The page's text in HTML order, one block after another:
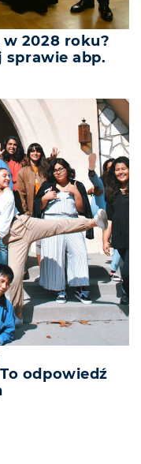
2028 roku?
sprawie abp.
odpowiedź